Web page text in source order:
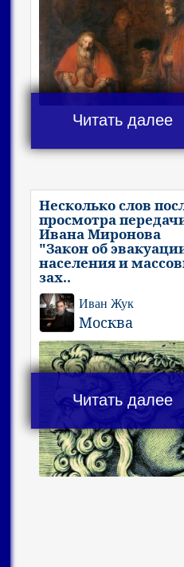
Читать далее
Несколько слов
просмотра
Ивана Миронова
"Закон об
населения и
зах..
Иван Жук
Москва
Читать далее